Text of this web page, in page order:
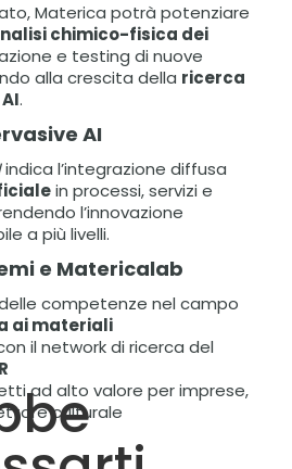
Materica potrà potenziare
chimico-fisica dei
e testing di nuove
alla crescita della ricerca
.
AI
indica l’integrazione diffusa
in processi, servizi e
l’innovazione
a più livelli.
e Matericalab
competenze nel campo
ai materiali
il network di ricerca del
ad alto valore per imprese,
culturale